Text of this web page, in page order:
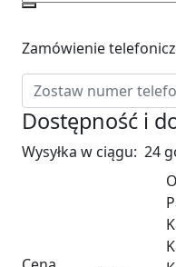
Zamówienie
Dostępność i
Wysyłka w ciągu: 24